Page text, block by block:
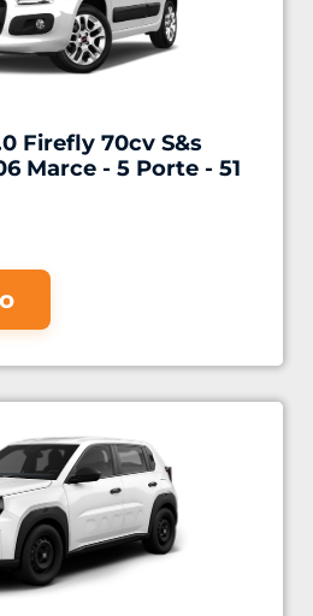
Firefly 70cv S&s
Marce - 5 Porte - 51